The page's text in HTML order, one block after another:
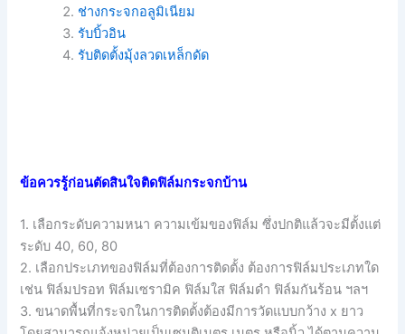
ช่างกระจกอลูมิเนียม
รับบิ้วอิน
รับติดตั้งมุ้งลวดเหล็กดัด
ข้อควรรู้ก่อนตัดสินใจติดฟิล์มกระจกบ้าน
1. เลือกระดับความหนา ความเข้มของฟิล์ม ซึ่งปกติแล้วจะมีตั้งแต่
ระดับ 40, 60, 80
2. เลือกประเภทของฟิล์มที่ต้องการติดตั้ง ต้องการฟิล์มประเภทใด
เช่น ฟิล์มปรอท ฟิล์มเซรามิค ฟิล์มใส ฟิล์มดำ ฟิล์มกันร้อน ฯลฯ
3. ขนาดพื้นที่กระจกในการติดตั้งต้องมีการวัดแบบกว้าง x ยาว